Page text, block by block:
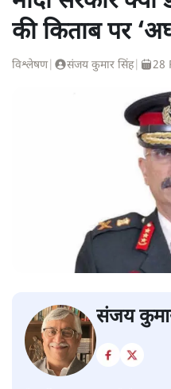
की किताब पर
विश्लेषण| संजय कुमार सिंह| 28
संजय